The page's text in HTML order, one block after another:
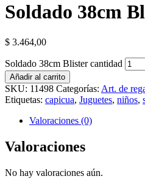
Soldado 38cm
$ 3.464,00
Soldado 38cm Blister cantidad
Añadir al carrito
SKU: 11498 Categorías: Art. de
Etiquetas: capicua, Juguetes, niños,
Valoraciones (0)
Valoraciones
No hay valoraciones aún.